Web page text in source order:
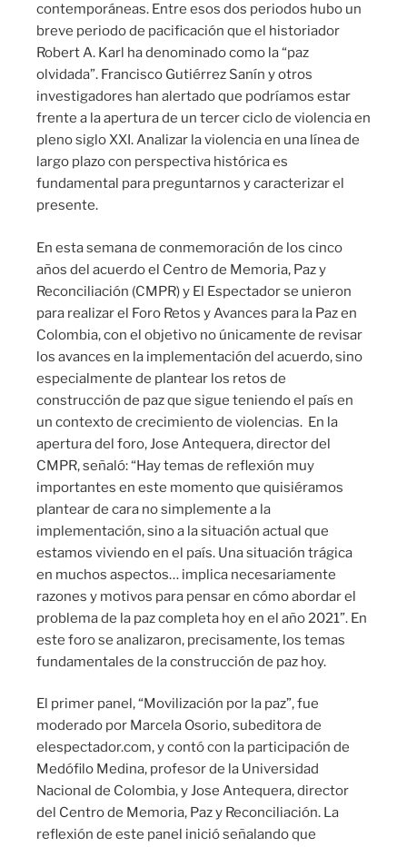
contemporáneas. Entre esos dos periodos hubo un
breve periodo de pacificación que el historiador
Robert A. Karl ha denominado como la “paz
olvidada”. Francisco Gutiérrez Sanín y otros
investigadores han alertado que podríamos estar
frente a la apertura de un tercer ciclo de violencia en
pleno siglo XXI. Analizar la violencia en una línea de
largo plazo con perspectiva histórica es
fundamental para preguntarnos y caracterizar el
presente.
En esta semana de conmemoración de los cinco
años del acuerdo el Centro de Memoria, Paz y
Reconciliación (CMPR) y El Espectador se unieron
para realizar el Foro Retos y Avances para la Paz en
Colombia, con el objetivo no únicamente de revisar
los avances en la implementación del acuerdo, sino
especialmente de plantear los retos de
construcción de paz que sigue teniendo el país en
un contexto de crecimiento de violencias. En la
apertura del foro, Jose Antequera, director del
CMPR, señaló: “Hay temas de reflexión muy
importantes en este momento que quisiéramos
plantear de cara no simplemente a la
implementación, sino a la situación actual que
estamos viviendo en el país. Una situación trágica
en muchos aspectos… implica necesariamente
razones y motivos para pensar en cómo abordar el
problema de la paz completa hoy en el año 2021”. En
este foro se analizaron, precisamente, los temas
fundamentales de la construcción de paz hoy.
El primer panel, “Movilización por la paz”, fue
moderado por Marcela Osorio, subeditora de
elespectador.com, y contó con la participación de
Medófilo Medina, profesor de la Universidad
Nacional de Colombia, y Jose Antequera, director
del Centro de Memoria, Paz y Reconciliación. La
reflexión de este panel inició señalando que